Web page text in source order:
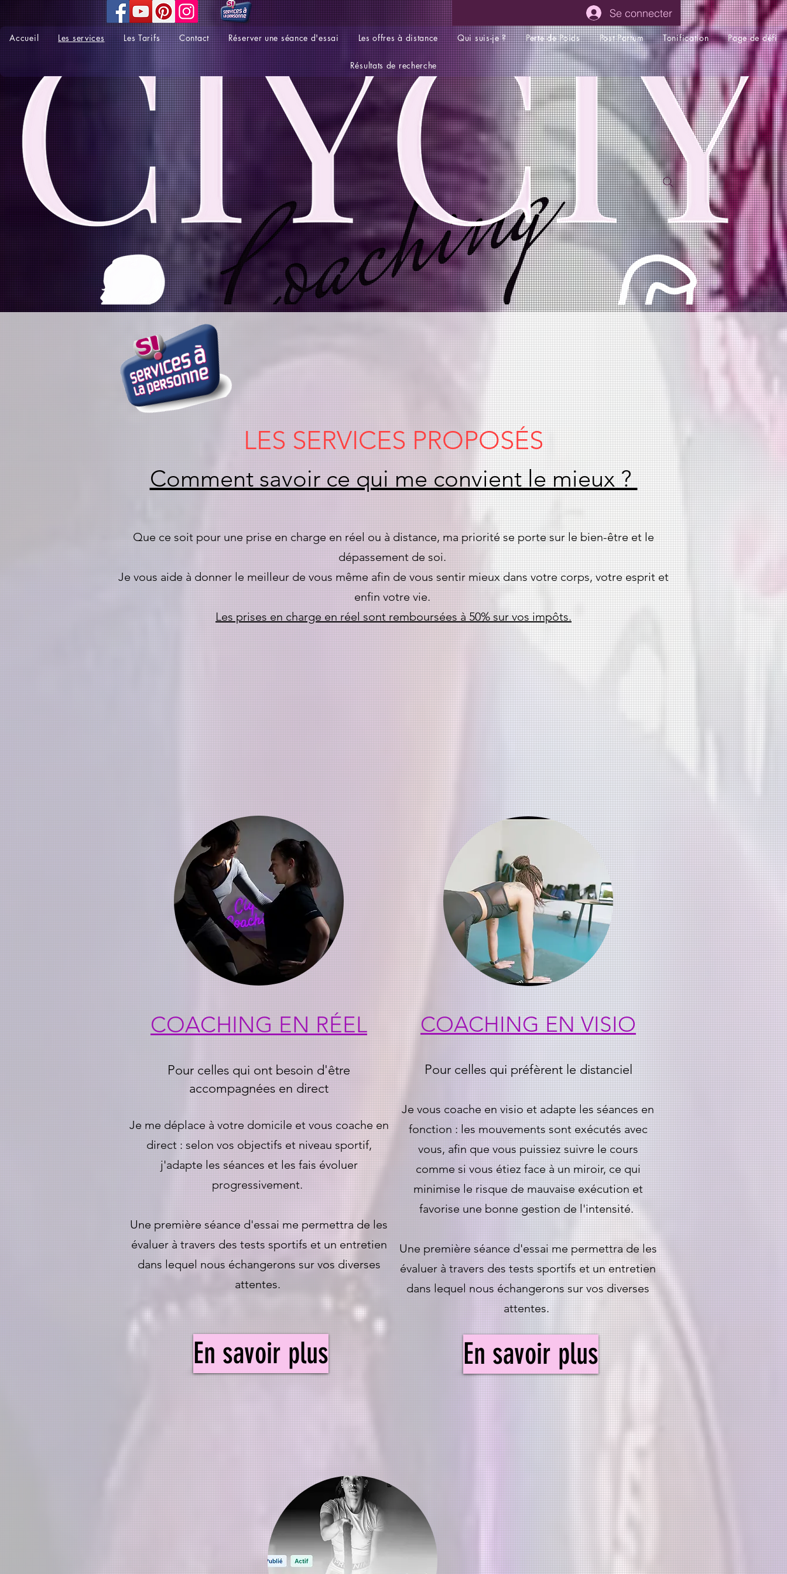
Se connecter
Accueil Les services Les Tarifs Contact Réserver une séance d'essai Les offres à distance Qui suis-je ? Perte de Poids Post Partum Tonification Page de défi
Résultats de recherche
LES SERVICES PROPOSÉS
Comment savoir ce qui me convient le mieux ?
Que ce soit pour une prise en charge en réel ou à distance, ma priorité se porte sur le bien-être et le
dépassement de soi.
Je vous aide à donner le meilleur de vous même afin de vous sentir mieux dans votre corps, votre esprit et
enfin votre vie.
Les prises en charge en réel sont remboursées à 50% sur vos impôts.
COACHING EN RÉEL
Pour celles qui ont besoin d'être
accompagnées en direct
Je me déplace à votre domicile et vous coache en
direct : selon vos objectifs et niveau sportif,
j'adapte les séances et les fais évoluer
progressivement.
Une première séance d'essai me permettra de les
évaluer à travers des tests sportifs et un entretien
dans lequel nous échangerons sur vos diverses
attentes.
En savoir plus
COACHING EN VISIO
Pour celles qui préfèrent le distanciel
Je vous coache en visio et adapte les séances en
fonction : les mouvements sont exécutés avec
vous, afin que vous puissiez suivre le cours
comme si vous étiez face à un miroir, ce qui
minimise le risque de mauvaise exécution et
favorise une bonne gestion de l'intensité.
Une première séance d'essai me permettra de les
évaluer à travers des tests sportifs et un entretien
dans lequel nous échangerons sur vos diverses
attentes.
En savoir plus